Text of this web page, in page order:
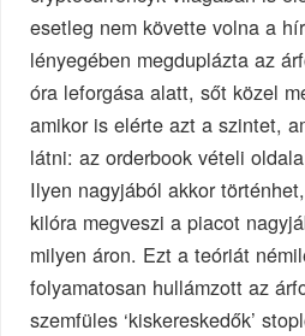
esetleg nem követte volna a
lényegében megduplázta az
óra leforgása alatt, sőt közel
amikor is elérte azt a szintet,
látni: az orderbook vételi
Ilyen nagyjából akkor
kilóra megveszi a piacot
milyen áron. Ezt a teóriát
folyamatosan hullámzott az
szemfüles ‘kiskereskedők’